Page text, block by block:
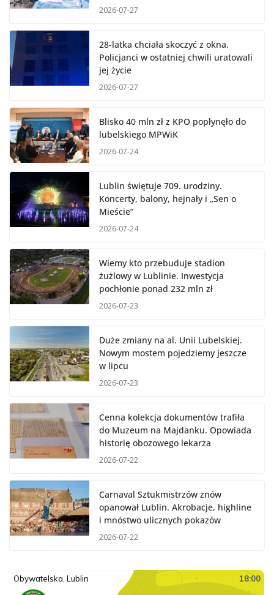
2026-07-27
28-latka chciała skoczyć z okna.
Policjanci w ostatniej chwili uratowali
jej życie
2026-07-27
Blisko 40 mln zł z KPO popłynęło do
lubelskiego MPWiK
2026-07-24
Lublin świętuje 709. urodziny.
Koncerty, balony, hejnały i „Sen o
Mieście”
2026-07-24
Wiemy kto przebuduje stadion
żużlowy w Lublinie. Inwestycja
pochłonie ponad 232 mln zł
2026-07-23
Duże zmiany na al. Unii Lubelskiej.
Nowym mostem pojedziemy jeszcze
w lipcu
2026-07-23
Cenna kolekcja dokumentów trafiła
do Muzeum na Majdanku. Opowiada
historię obozowego lekarza
2026-07-22
Carnaval Sztukmistrzów znów
opanował Lublin. Akrobacje, highline
i mnóstwo ulicznych pokazów
2026-07-22